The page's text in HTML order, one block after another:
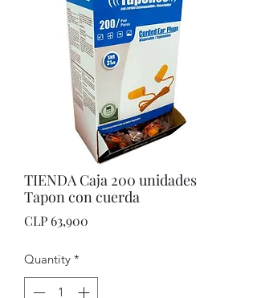
TIENDA Caja 200 unidades
Tapon con cuerda
CLP 63,900
Quantity *